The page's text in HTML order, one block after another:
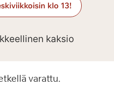
klo 13!
kaksio
varattu.